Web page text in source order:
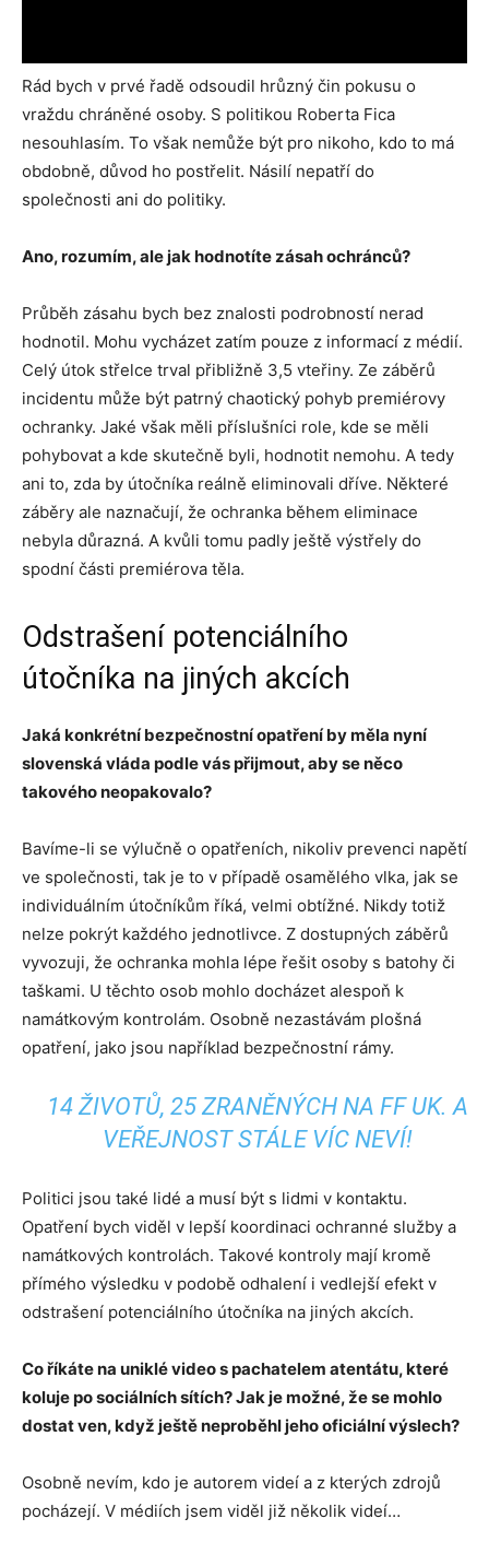
Rád bych v prvé řadě odsoudil hrůzný čin pokusu o
vraždu chráněné osoby. S politikou Roberta Fica
nesouhlasím. To však nemůže být pro nikoho, kdo to má
obdobně, důvod ho postřelit. Násilí nepatří do
společnosti ani do politiky.
Ano, rozumím, ale jak hodnotíte zásah ochránců?
Průběh zásahu bych bez znalosti podrobností nerad
hodnotil. Mohu vycházet zatím pouze z informací z médií.
Celý útok střelce trval přibližně 3,5 vteřiny. Ze záběrů
incidentu může být patrný chaotický pohyb premiérovy
ochranky. Jaké však měli příslušníci role, kde se měli
pohybovat a kde skutečně byli, hodnotit nemohu. A tedy
ani to, zda by útočníka reálně eliminovali dříve. Některé
záběry ale naznačují, že ochranka během eliminace
nebyla důrazná. A kvůli tomu padly ještě výstřely do
spodní části premiérova těla.
Odstrašení potenciálního
útočníka na jiných akcích
Jaká konkrétní bezpečnostní opatření by měla nyní
slovenská vláda podle vás přijmout, aby se něco
takového neopakovalo?
Bavíme-li se výlučně o opatřeních, nikoliv prevenci napětí
ve společnosti, tak je to v případě osamělého vlka, jak se
individuálním útočníkům říká, velmi obtížné. Nikdy totiž
nelze pokrýt každého jednotlivce. Z dostupných záběrů
vyvozuji, že ochranka mohla lépe řešit osoby s batohy či
taškami. U těchto osob mohlo docházet alespoň k
namátkovým kontrolám. Osobně nezastávám plošná
opatření, jako jsou například bezpečnostní rámy.
14 ŽIVOTŮ, 25 ZRANĚNÝCH NA FF UK. A
VEŘEJNOST STÁLE VÍC NEVÍ!
Politici jsou také lidé a musí být s lidmi v kontaktu.
Opatření bych viděl v lepší koordinaci ochranné služby a
namátkových kontrolách. Takové kontroly mají kromě
přímého výsledku v podobě odhalení i vedlejší efekt v
odstrašení potenciálního útočníka na jiných akcích.
Co říkáte na uniklé video s pachatelem atentátu, které
koluje po sociálních sítích? Jak je možné, že se mohlo
dostat ven, když ještě neproběhl jeho oficiální výslech?
Osobně nevím, kdo je autorem videí a z kterých zdrojů
pocházejí. V médiích jsem viděl již několik videí…